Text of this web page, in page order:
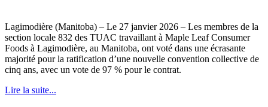
Lagimodière (Manitoba) – Le 27 janvier 2026 – Les membres de la
section locale 832 des TUAC travaillant à Maple Leaf Consumer
Foods à Lagimodière, au Manitoba, ont voté dans une écrasante
majorité pour la ratification d’une nouvelle convention collective de
cinq ans, avec un vote de 97 % pour le contrat.
Lire la suite...